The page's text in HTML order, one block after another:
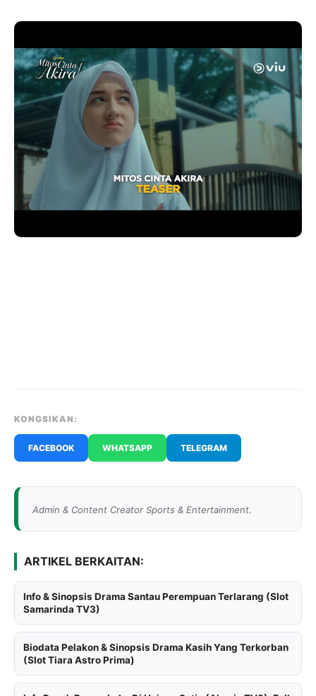
KONGSIKAN:
FACEBOOK WHATSAPP TELEGRAM
Admin & Content Creator Sports & Entertainment.
ARTIKEL BERKAITAN:
Info & Sinopsis Drama Santau Perempuan Terlarang (Slot
Samarinda TV3)
Biodata Pelakon & Sinopsis Drama Kasih Yang Terkorban
(Slot Tiara Astro Prima)